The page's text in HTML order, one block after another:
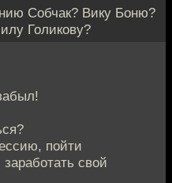
Собчак? Вику Боню?
Голикову?
пойти
свой